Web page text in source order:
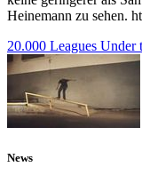
Heinemann zu sehen.
20.000 Leagues
News